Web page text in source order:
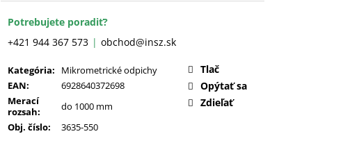
Potrebujete poradiť?
+421 944 367 573
obchod@insz.sk
Kategória:
Mikrometrické odpichy
EAN:
6928640372698
Merací
rozsah:
do 1000 mm
Obj. číslo: 3635-550
Tlač
Opýtať sa
Zdieľať